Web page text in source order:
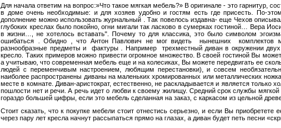
Для начала ответим на вопрос:»Что такое мягкая мебель?» В оригинале - это гарнитур,
в доме очень необходимые: и для хозяев удобно и гостям есть где присесть. По-
дополнение можно использовать журнальный . Так повелось издавна- еще Чехов
глубоких креслах было покойно, огни мигали так ласково в сумерках гостиной… Вера
в жизни…, не хотелось вставать". Почему то для классика, это было символом
ошибаться . Обидно , что Антон Павлович не мог видеть нынешних комплектов
разнообразные предметы и фактуры . Например трехместный диван в окружении
кресло. Таких примеров можно привести огромное множество. В своей гостиной Вы
а учитываю, что современная мебель еще и на колесиках, Вы можете передвигать ее
людей с переменчивым настроением, любящим перестановки), и совсем
наиболее распространены диваны на маленьких хромированных или металлических
месте в комнате. Диван-аристократ, естественно, не раскладывается и является только
пошлости нет и речи. А речь идет о любви к своему жилищу. Средний срок службы мягкой
гораздо большей цифры, если это мебель сделанная на заказ, с каркасом из цельной
Стоит сказать, что к покупке мебели стоит отнестись серьезно, и если Вы приобретете
через пару лет кресла начнут рассыпаться прямо на глазах, а диван будет петь песни